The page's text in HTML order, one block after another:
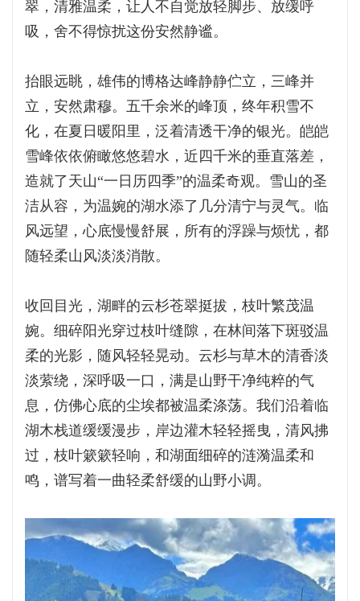
翠，清雅温柔，让人不自觉放轻脚步、放缓呼
吸，舍不得惊扰这份安然静谧。
抬眼远眺，雄伟的博格达峰静静伫立，三峰并
立，安然肃穆。五千余米的峰顶，终年积雪不
化，在夏日暖阳里，泛着清透干净的银光。皑皑
雪峰依依俯瞰悠悠碧水，近四千米的垂直落差，
造就了天山“一日历四季”的温柔奇观。雪山的圣
洁从容，为温婉的湖水添了几分清宁与灵气。临
风远望，心底慢慢舒展，所有的浮躁与烦忧，都
随轻柔山风淡淡消散。
收回目光，湖畔的云杉苍翠挺拔，枝叶繁茂温
婉。细碎阳光穿过枝叶缝隙，在林间落下斑驳温
柔的光影，随风轻轻晃动。云杉与草木的清香淡
淡萦绕，深呼吸一口，满是山野干净纯粹的气
息，仿佛心底的尘埃都被温柔涤荡。我们沿着临
湖木栈道缓缓漫步，岸边灌木轻轻摇曳，清风拂
过，枝叶簌簌轻响，和湖面细碎的涟漪温柔和
鸣，谱写着一曲轻柔舒缓的山野小调。